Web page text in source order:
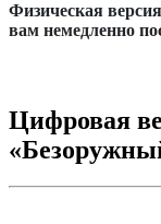
Физическая
вам немедленно
Цифровая